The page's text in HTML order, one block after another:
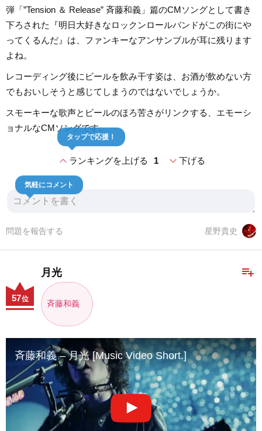
弾「”Tension ＆ Release” 斉藤和義」篇のCMソングとして書き
下ろされた『明日大好きなロックンロールバンドがこの街にや
ってくるんだ』は、ファンキーなアンサンブルが耳に残ります
よね。
レコーディング後にビールを飲み干す姿は、お酒が飲めない方
でもおいしそうと感じてしまうのではないでしょうか。
スモーキーな歌声とビールのほろ苦さがリンクする、エモーシ
ョナルなCMソングです。
expand_lessランキングを上げる 1
タップで応援！
expand_more下げる
気軽にコメント
星野貴史
問題を報告する
playlist_add
月光
斉藤和義
57位
斉藤和義 – 月光 [Music Video Short.]